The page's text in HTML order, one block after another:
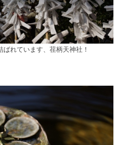
れています、荏柄天神社！